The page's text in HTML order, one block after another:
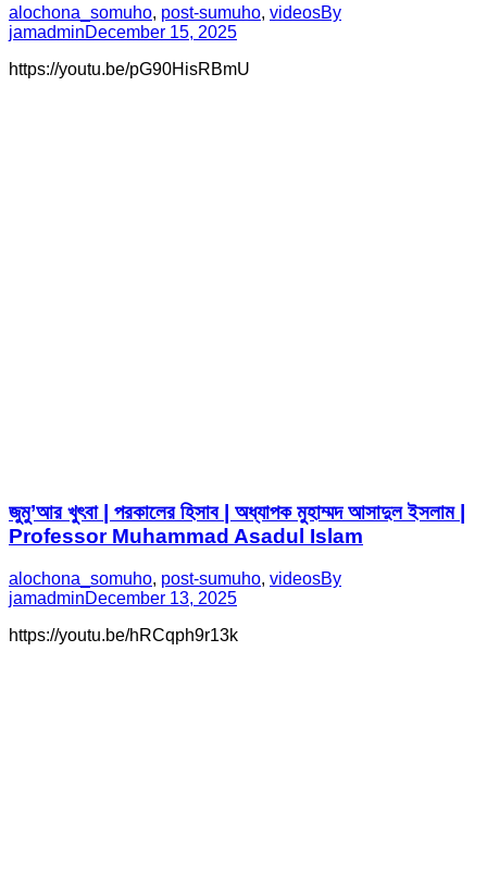
alochona_somuho, post-sumuho, videosBy
jamadminDecember 15, 2025
https://youtu.be/pG90HisRBmU
জুমু’আর খুৎবা | পরকালের হিসাব | অধ্যাপক মুহাম্মদ আসাদুল ইসলাম |
Professor Muhammad Asadul Islam
alochona_somuho, post-sumuho, videosBy
jamadminDecember 13, 2025
https://youtu.be/hRCqph9r13k